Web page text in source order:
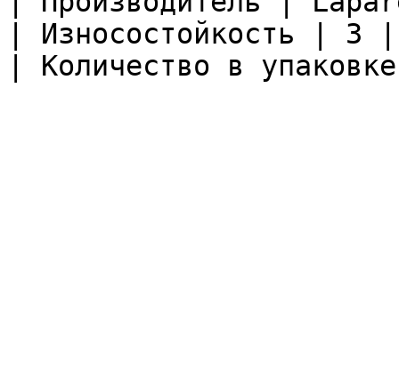
| Износостойкость | 3 |
| Количество в